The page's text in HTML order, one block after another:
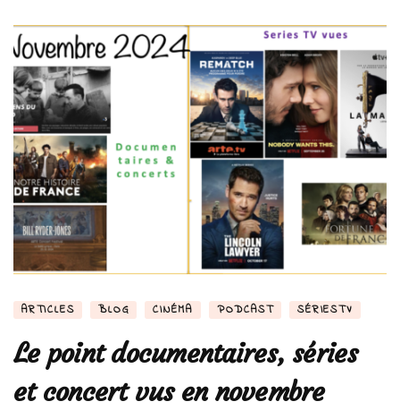
janvier
2025
ARTICLES BLOG CINÉMA PODCAST SÉRIESTV
Le point documentaires, séries
et concert vus en novembre